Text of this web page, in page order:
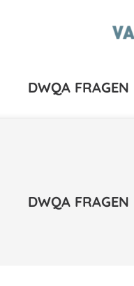
DWQA FRAGEN
DWQA FRAGEN